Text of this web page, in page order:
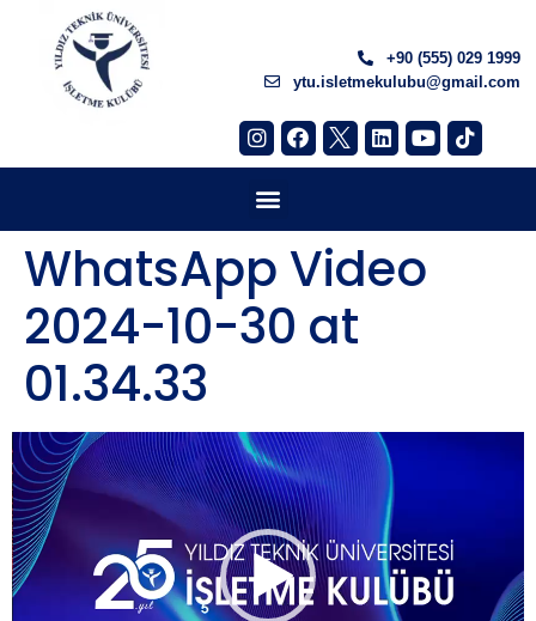
+90 (555) 029 1999
ytu.isletmekulubu@gmail.com
WhatsApp Video
2024-10-30 at
01.34.33
Video
oynatıcı